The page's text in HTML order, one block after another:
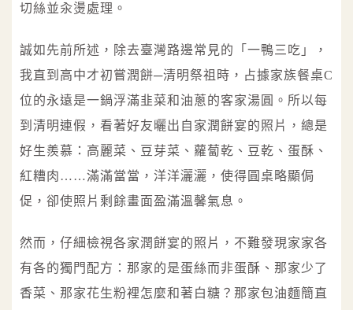
切絲並汆燙處理。
誠如先前所述，除去臺灣路邊常見的「一鴨三吃」，
我直到高中才初嘗潤餅─清明祭祖時，占據家族餐桌C
位的永遠是一鍋浮滿韭菜和油蔥的客家湯圓。所以每
到清明連假，看著好友曬出自家潤餅宴的照片，總是
好生羨慕：高麗菜、豆芽菜、蘿蔔乾、豆乾、蛋酥、
紅糟肉……滿滿當當，洋洋灑灑，使得圓桌略顯侷
促，卻使照片剩餘畫面盈滿溫馨氣息。
然而，仔細檢視各家潤餅宴的照片，不難發現家家各
有各的獨門配方：那家的是蛋絲而非蛋酥、那家少了
香菜、那家花生粉裡怎麼和著白糖？那家包油麵簡直